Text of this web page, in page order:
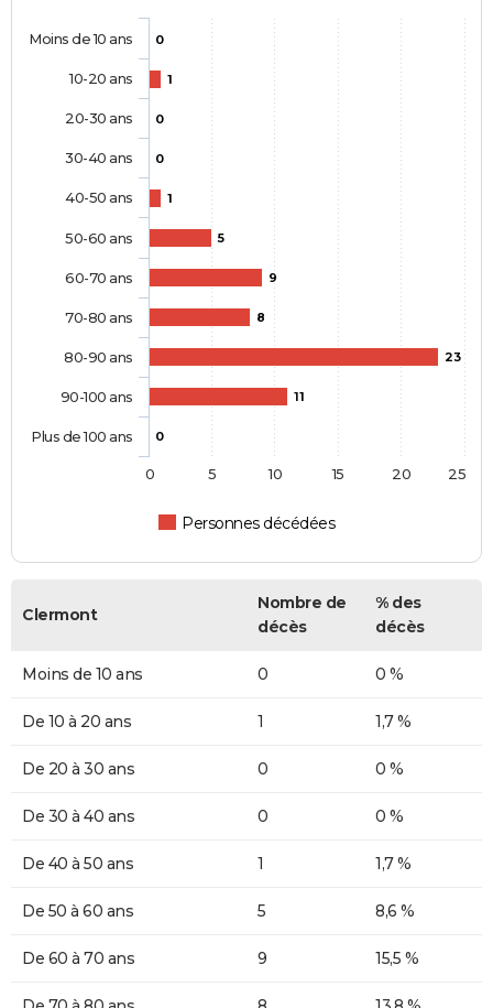
0
1
0
0
1
5
9
8
23
11
0
Personnes décédées
Moins de 10 ans
10-20 ans
20-30 ans
30-40 ans
40-50 ans
50-60 ans
60-70 ans
70-80 ans
80-90 ans
90-100 ans
Plus de 100 ans
0 5 10 15 20 25
Clermont
Nombre de
décès
% des
décès
Moins de 10 ans 0 0 %
De 10 à 20 ans 1 1,7 %
De 20 à 30 ans 0 0 %
De 30 à 40 ans 0 0 %
De 40 à 50 ans 1 1,7 %
De 50 à 60 ans 5 8,6 %
De 60 à 70 ans 9 15,5 %